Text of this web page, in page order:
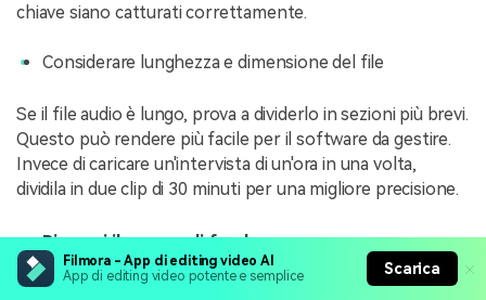
Filmora - App di editing video AI
App di editing video potente e semplice
Scarica
chiave siano catturati correttamente.
Considerare lunghezza e dimensione del file
Se il file audio è lungo, prova a dividerlo in sezioni più brevi.
Questo può rendere più facile per il software da gestire.
Invece di caricare un'intervista di un'ora in una volta,
dividila in due clip di 30 minuti per una migliore precisione.
Rimuovi il rumore di fondo
Il rumore di fondo può interferire con lo strumento di